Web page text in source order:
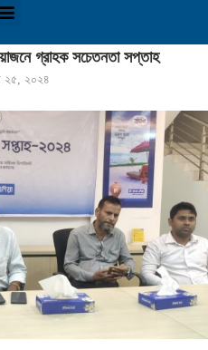
সচেতনতা সপ্তাহ
গ্রাহক সচেতনতা সপ্তাহ
২৫, ২০২৪